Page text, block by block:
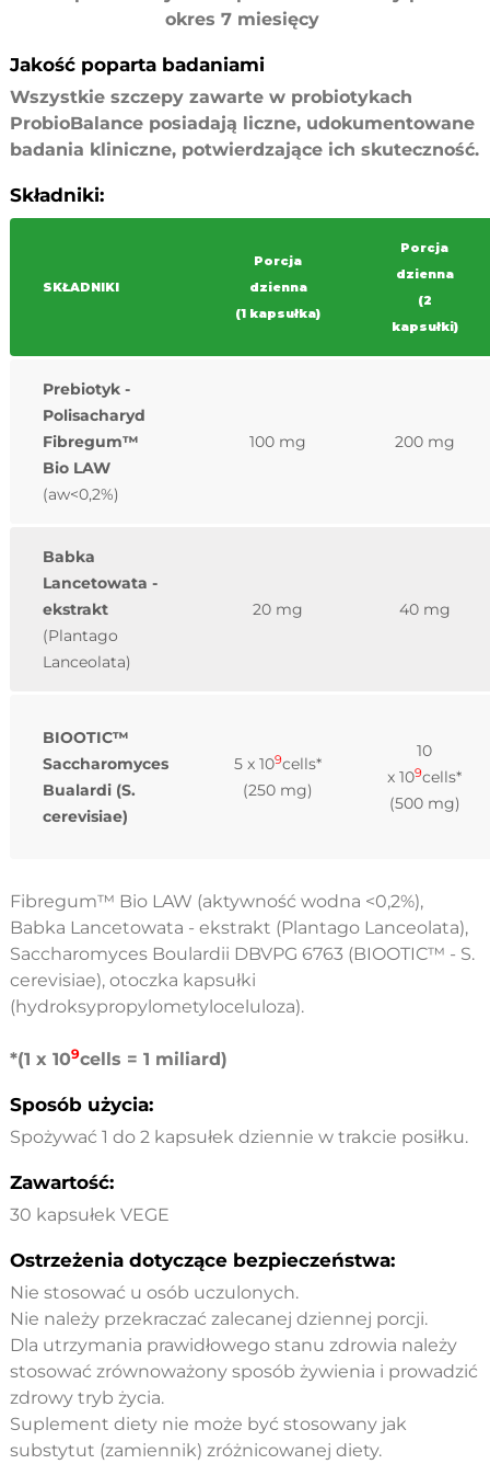
okres 7 miesięcy
Jakość poparta badaniami
Wszystkie szczepy zawarte w probiotykach
ProbioBalance posiadają liczne, udokumentowane
badania kliniczne, potwierdzające ich skuteczność.
Składniki:
SKŁADNIKI
Porcja
dzienna
(1 kapsułka)
Porcja
dzienna
(2
kapsułki)
Prebiotyk -
Polisacharyd
Fibregum™
Bio LAW
(aw<0,2%)
100 mg 200 mg
Babka
Lancetowata -
ekstrakt
(Plantago
Lanceolata)
20 mg 40 mg
BIOOTIC™
Saccharomyces
Bualardi (S.
cerevisiae)
5 x 109cells*
(250 mg)
10
x 109cells*
(500 mg)
Fibregum™ Bio LAW (aktywność wodna <0,2%),
Babka Lancetowata - ekstrakt (Plantago Lanceolata),
Saccharomyces Boulardii DBVPG 6763 (BIOOTIC™ - S.
cerevisiae), otoczka kapsułki
(hydroksypropylometyloceluloza).
*(1 x 109cells = 1 miliard)
Sposób użycia:
Spożywać 1 do 2 kapsułek dziennie w trakcie posiłku.
Zawartość:
30 kapsułek VEGE
Ostrzeżenia dotyczące bezpieczeństwa:
Nie stosować u osób uczulonych.
Nie należy przekraczać zalecanej dziennej porcji.
Dla utrzymania prawidłowego stanu zdrowia należy
stosować zrównoważony sposób żywienia i prowadzić
zdrowy tryb życia.
Suplement diety nie może być stosowany jak
substytut (zamiennik) zróżnicowanej diety.